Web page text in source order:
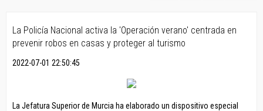
La Policía Nacional activa la 'Operación verano' centrada en
prevenir robos en casas y proteger al turismo
2022-07-01 22:50:45
La Jefatura Superior de Murcia ha elaborado un dispositivo especial